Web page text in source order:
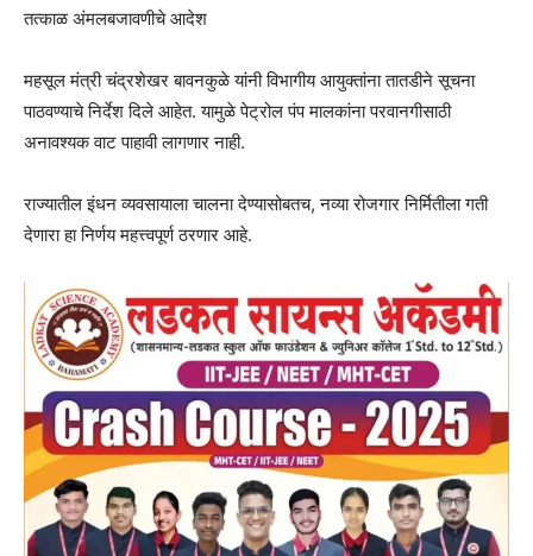
तत्काळ अंमलबजावणीचे आदेश
महसूल मंत्री चंद्रशेखर बावनकुळे यांनी विभागीय आयुक्तांना तातडीने सूचना
पाठवण्याचे निर्देश दिले आहेत. यामुळे पेट्रोल पंप मालकांना परवानगीसाठी
अनावश्यक वाट पाहावी लागणार नाही.
राज्यातील इंधन व्यवसायाला चालना देण्यासोबतच, नव्या रोजगार निर्मितीला गती
देणारा हा निर्णय महत्त्वपूर्ण ठरणार आहे.